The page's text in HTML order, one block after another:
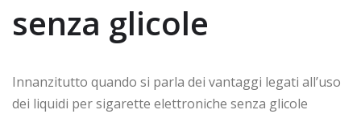
senza glicole
Innanzitutto quando si parla dei vantaggi legati all’uso
dei liquidi per sigarette elettroniche senza glicole